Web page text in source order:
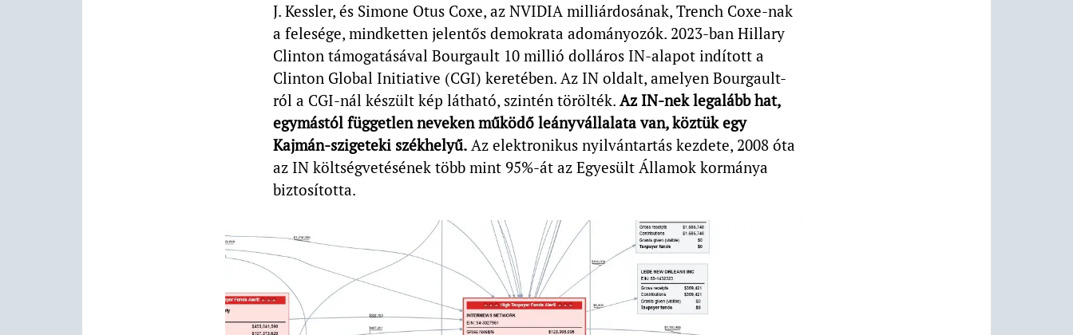
J. Kessler, és Simone Otus Coxe, az NVIDIA milliárdosának, Trench Coxe-nak
a felesége, mindketten jelentős demokrata adományozók. 2023-ban Hillary
Clinton támogatásával Bourgault 10 millió dolláros IN-alapot indított a
Clinton Global Initiative (CGI) keretében. Az IN oldalt, amelyen Bourgault-
ról a CGI-nál készült kép látható, szintén törölték. Az IN-nek legalább hat,
egymástól független neveken működő leányvállalata van, köztük egy
Kajmán-szigeteki székhelyű. Az elektronikus nyilvántartás kezdete, 2008 óta
az IN költségvetésének több mint 95%-át az Egyesült Államok kormánya
biztosította.